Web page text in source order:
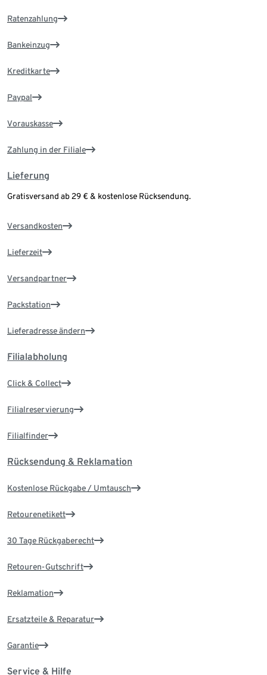
Ratenzahlung
Bankeinzug
Kreditkarte
Paypal
Vorauskasse
Zahlung in der Filiale
Lieferung
Gratisversand ab 29 € & kostenlose Rücksendung.
Versandkosten
Lieferzeit
Versandpartner
Packstation
Lieferadresse ändern
Filialabholung
Click & Collect
Filialreservierung
Filialfinder
Rücksendung & Reklamation
Kostenlose Rückgabe / Umtausch
Retourenetikett
30 Tage Rückgaberecht
Retouren-Gutschrift
Reklamation
Ersatzteile & Reparatur
Garantie
Service & Hilfe